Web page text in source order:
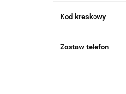
Kod kreskowy
Zostaw telefon